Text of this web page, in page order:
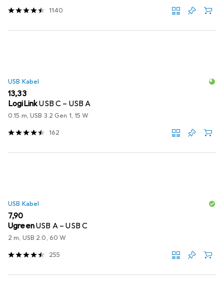
1140
USB Kabel
EUR
13,33
LogiLinkUSB C – USB A
0.15 m, USB 3.2 Gen 1, 15 W
162
USB Kabel
EUR
7,90
UgreenUSB A – USB C
2 m, USB 2.0, 60 W
255